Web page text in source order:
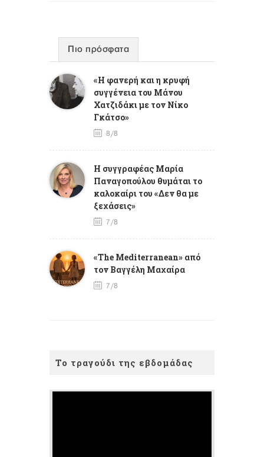
Πιο πρόσφατα
«Η φανερή και η κρυφή
συγγένεια του Μάνου
Χατζιδάκι με τον Νίκο
Γκάτσο»
8/8
Η συγγραφέας Μαρία
Παναγοπούλου θυμάται το
καλοκαίρι του «Δεν θα με
ξεχάσεις»
7/8
«The Mediterranean» από
τον Βαγγέλη Μαχαίρα
7/8
Το τραγούδι της εβδομάδας